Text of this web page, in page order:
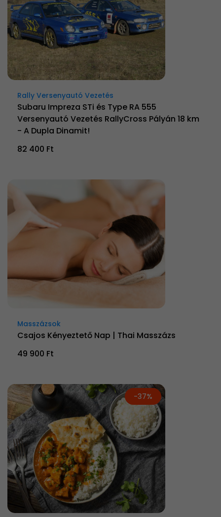
Rally Versenyautó Vezetés
Subaru Impreza STi és Type RA 555
Versenyautó Vezetés RallyCross Pályán 18 km
- A Dupla Dinamit!
82 400 Ft
Masszázsok
Csajos Kényeztető Nap | Thai Masszázs
49 900 Ft
-37%